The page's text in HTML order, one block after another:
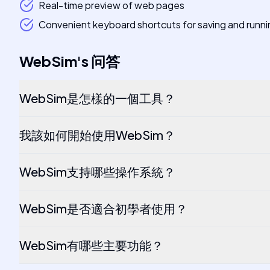
Real-time preview of web pages
Convenient keyboard shortcuts for saving and
WebSim's问答
WebSim是怎樣的一個工具？
我該如何開始使用WebSim？
WebSim支持哪些操作系統？
WebSim是否適合初學者使用？
WebSim有哪些主要功能？